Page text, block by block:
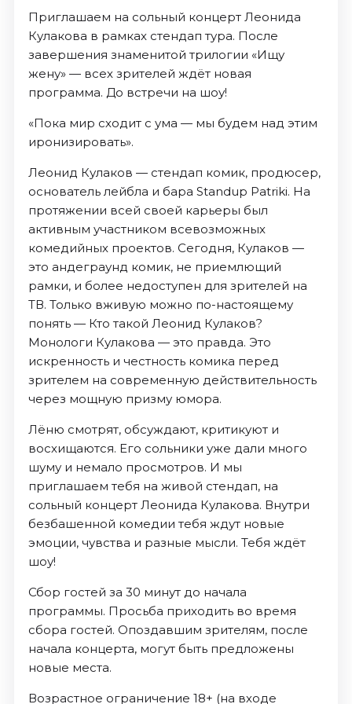
Приглашаем на сольный концерт Леонида
Кулакова в рамках стендап тура. После
завершения знаменитой трилогии «Ищу
жену» — всех зрителей ждёт новая
программа. До встречи на шоу!
«Пока мир сходит с ума — мы будем над этим
иронизировать».
Леонид Кулаков — стендап комик, продюсер,
основатель лейбла и бара Standup Patriki. На
протяжении всей своей карьеры был
активным участником всевозможных
комедийных проектов. Сегодня, Кулаков —
это андеграунд комик, не приемлющий
рамки, и более недоступен для зрителей на
ТВ. Только вживую можно по-настоящему
понять — Кто такой Леонид Кулаков?
Монологи Кулакова — это правда. Это
искренность и честность комика перед
зрителем на современную действительность
через мощную призму юмора.
Лёню смотрят, обсуждают, критикуют и
восхищаются. Его сольники уже дали много
шуму и немало просмотров. И мы
приглашаем тебя на живой стендап, на
сольный концерт Леонида Кулакова. Внутри
безбашенной комедии тебя ждут новые
эмоции, чувства и разные мысли. Тебя ждёт
шоу!
Сбор гостей за 30 минут до начала
программы. Просьба приходить во время
сбора гостей. Опоздавшим зрителям, после
начала концерта, могут быть предложены
новые места.
Возрастное ограничение 18+ (на входе